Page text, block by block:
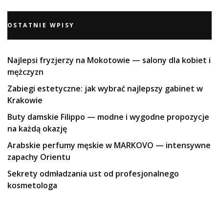
OSTATNIE WPISY
Najlepsi fryzjerzy na Mokotowie — salony dla kobiet i
mężczyzn
Zabiegi estetyczne: jak wybrać najlepszy gabinet w
Krakowie
Buty damskie Filippo — modne i wygodne propozycje
na każdą okazję
Arabskie perfumy męskie w MARKOVO — intensywne
zapachy Orientu
Sekrety odmładzania ust od profesjonalnego
kosmetologa